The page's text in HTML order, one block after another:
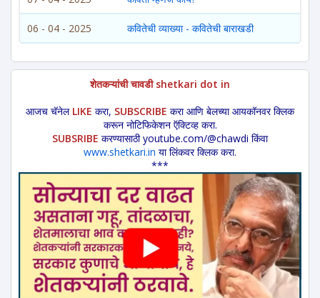
06 - 04 - 2025 कवितेची व्याख्या - कवितेची बाराखडी
शेतकऱ्यांची चावडी shetkari dot in
आजच चॅनेल LIKE करा, SUBSCRIBE करा आणि बेलच्या आयकॉनवर क्लिक
करून नोटिफिकेशन ऍक्टिव्ह करा.
SUBSRIBE करण्यासाठी youtube.com/@chawdi किंवा
www.shetkari.in या लिंकवर क्लिक करा.
***